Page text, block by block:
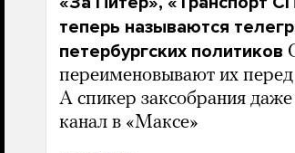
теперь называются
петербургских политиков
переименовывают их
А спикер заксобрания даже
канал в «Максе»